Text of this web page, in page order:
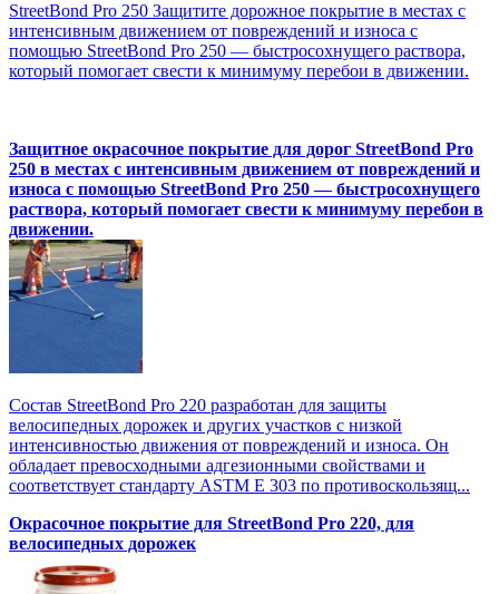
StreetBond Pro 250 Защитите дорожное покрытие в местах с
интенсивным движением от повреждений и износа с
помощью StreetBond Pro 250 — быстросохнущего раствора,
который помогает свести к минимуму перебои в движении.
Защитное окрасочное покрытие для дорог StreetBond Pro
250 в местах с интенсивным движением от повреждений и
износа с помощью StreetBond Pro 250 — быстросохнущего
раствора, который помогает свести к минимуму перебои в
движении.
Состав StreetBond Pro 220 разработан для защиты
велосипедных дорожек и других участков с низкой
интенсивностью движения от повреждений и износа. Он
обладает превосходными адгезионными свойствами и
соответствует стандарту ASTM E 303 по противоскользящ...
Окрасочное покрытие для StreetBond Pro 220, для
велосипедных дорожек